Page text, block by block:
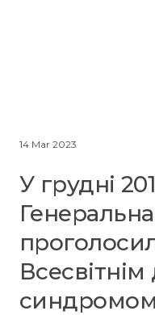
14 Mar 2023
У грудні